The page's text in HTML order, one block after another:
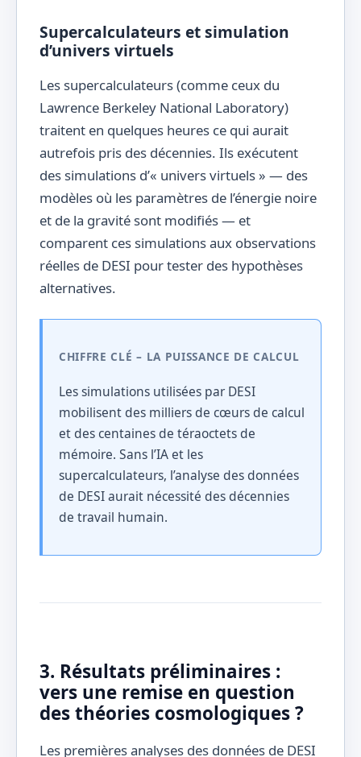
Supercalculateurs et simulation
d’univers virtuels
Les supercalculateurs (comme ceux du
Lawrence Berkeley National Laboratory)
traitent en quelques heures ce qui aurait
autrefois pris des décennies. Ils exécutent
des simulations d’« univers virtuels » — des
modèles où les paramètres de l’énergie noire
et de la gravité sont modifiés — et
comparent ces simulations aux observations
réelles de DESI pour tester des hypothèses
alternatives.
CHIFFRE CLÉ – LA PUISSANCE DE CALCUL
Les simulations utilisées par DESI
mobilisent des milliers de cœurs de calcul
et des centaines de téraoctets de
mémoire. Sans l’IA et les
supercalculateurs, l’analyse des données
de DESI aurait nécessité des décennies
de travail humain.
3. Résultats préliminaires :
vers une remise en question
des théories cosmologiques ?
Les premières analyses des données de DESI